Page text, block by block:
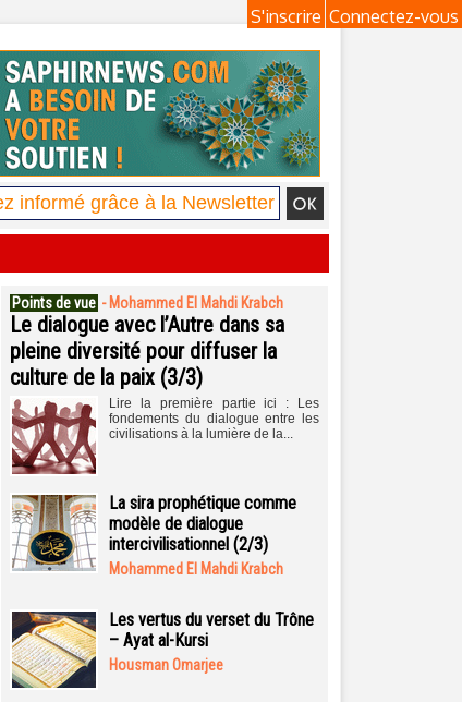
Connectez-vous
S'inscrire
Points de vue - Mohammed El Mahdi Krabch
Le dialogue avec l’Autre dans sa
pleine diversité pour diffuser la
culture de la paix (3/3)
Lire la première partie ici : Les
fondements du dialogue entre les
civilisations à la lumière de la...
La sira prophétique comme
modèle de dialogue
intercivilisationnel (2/3)
Mohammed El Mahdi Krabch
Les vertus du verset du Trône
– Ayat al-Kursi
Housman Omarjee